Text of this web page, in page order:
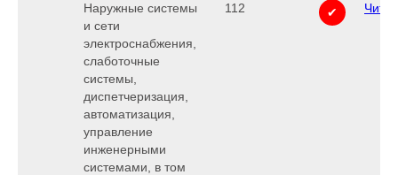
Наружные системы
и сети
электроснабжения,
слаботочные
системы,
диспетчеризация,
автоматизация,
управление
инженерными
системами, в том
112 ✔